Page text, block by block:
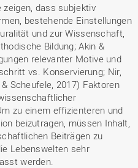
zeigen, dass subjektiv
bestehende Einstellungen
und zur Wissenschaft,
Bildung; Akin &
relevanter Motive und
vs. Konservierung; Nir,
Scheufele, 2017) Faktoren
zu einem effizienteren und
beizutragen, müssen Inhalt,
Beiträgen zu
Lebenswelten sehr
werden.